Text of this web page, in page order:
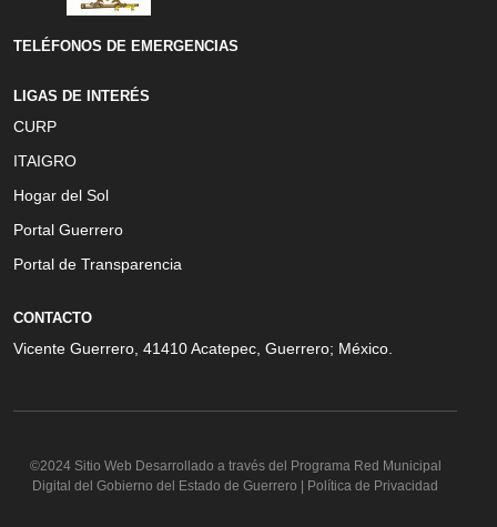
TELÉFONOS DE EMERGENCIAS
LIGAS DE INTERÉS
CURP
ITAIGRO
Hogar del Sol
Portal Guerrero
Portal de Transparencia
CONTACTO
Vicente Guerrero, 41410 Acatepec, Guerrero; México.
©2024 Sitio Web Desarrollado a través del Programa Red Municipal
Digital del Gobierno del Estado de Guerrero | Política de Privacidad